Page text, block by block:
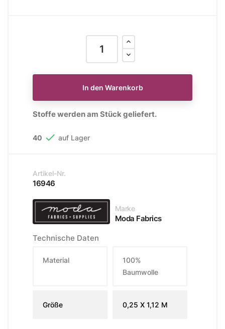
In den Warenkorb
Stoffe werden am Stück geliefert.
40  auf Lager
Artikel-Nr.
16946
Marke
Moda Fabrics
Technische Daten
Material
100%
Baumwolle
Größe 0,25 X 1,12 M